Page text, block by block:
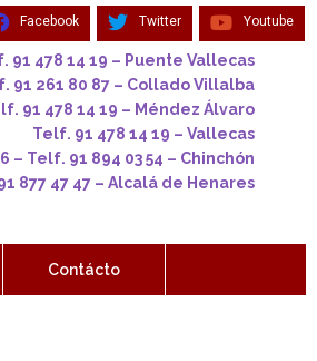
Facebook Twitter Youtube
19 – Puente Vallecas
91 261 80 87 – Collado Villalba
19 – Méndez Álvaro
14 19 – Vallecas
– Telf. 91 894 03 54 – Chinchón
877 47 47 – Alcalá de Henares
Contácto